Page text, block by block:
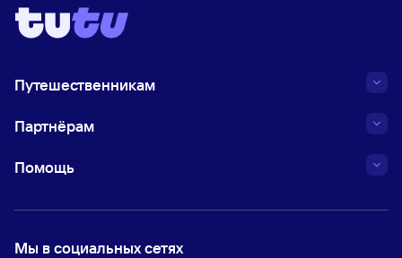
Путешественникам
Партнёрам
Помощь
Мы в социальных сетях